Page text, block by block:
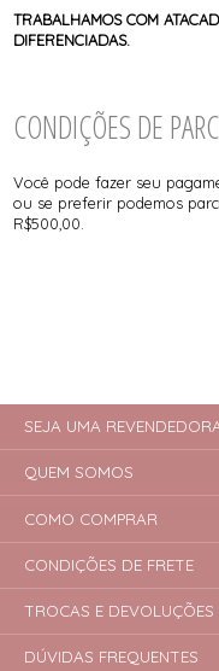
TRABALHAMOS COM
DIFERENCIADAS.
CONDIÇÕES DE
Você pode fazer seu
ou se preferir podemos
R$500,00.
SEJA UMA
QUEM SOMOS
COMO COMPRAR
CONDIÇÕES DE FRETE
TROCAS E DEVOLUÇÕES
DÚVIDAS FREQUENTES